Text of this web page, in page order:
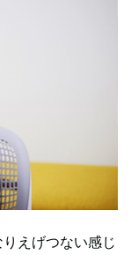
えげつない感じ